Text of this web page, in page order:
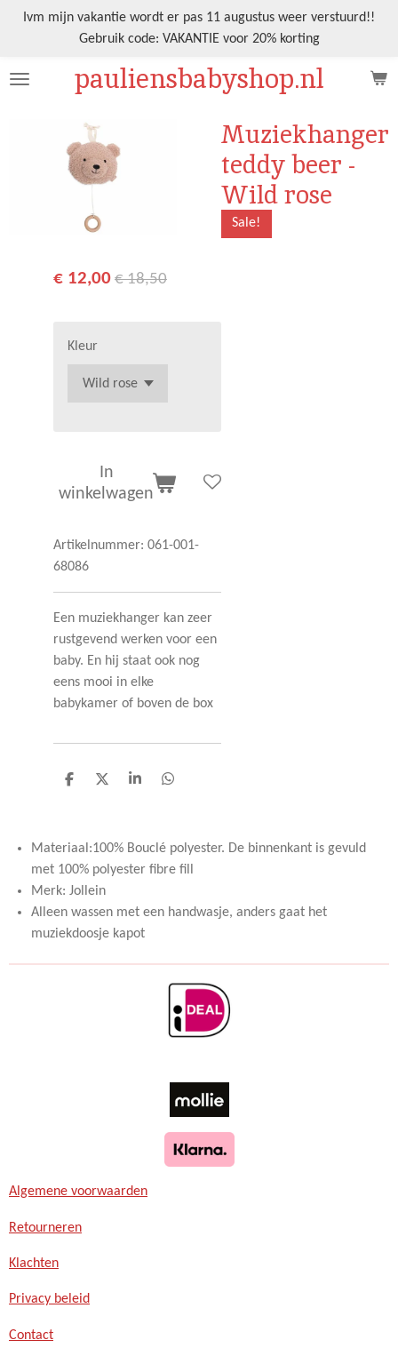
Ga
de
pauliensbabyshop.nl
Ivm mijn vakantie wordt er pas 11 augustus weer verstuurd!!
Gebruik code: VAKANTIE voor 20% korting
Muziekhanger
teddy beer -
Wild rose
Sale!
€ 12,00 € 18,50
Kleur
In
winkelwagen
Artikelnummer: 061-001-
68086
Een muziekhanger kan zeer
rustgevend werken voor een
baby. En hij staat ook nog
eens mooi in elke
babykamer of boven de box
D
n
D
S
e
D
n
Materiaal:100% Bouclé polyester. De binnenkant is gevuld
met 100% polyester fibre fill
Merk: Jollein
Alleen wassen met een handwasje, anders gaat het
muziekdoosje kapot
Algemene voorwaarden
Retourneren
Klachten
Privacy beleid
Contact